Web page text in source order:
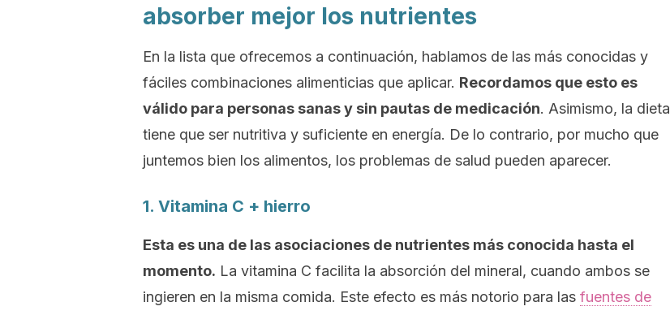
absorber mejor los nutrientes
En la lista que ofrecemos a continuación, hablamos de las más conocidas y
fáciles combinaciones alimenticias que aplicar. Recordamos que esto es
válido para personas sanas y sin pautas de medicación. Asimismo, la dieta
tiene que ser nutritiva y suficiente en energía. De lo contrario, por mucho que
juntemos bien los alimentos, los problemas de salud pueden aparecer.
1. Vitamina C + hierro
Esta es una de las asociaciones de nutrientes más conocida hasta el
momento. La vitamina C facilita la absorción del mineral, cuando ambos se
ingieren en la misma comida. Este efecto es más notorio para las fuentes de